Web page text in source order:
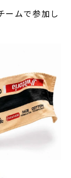
ームで参加し